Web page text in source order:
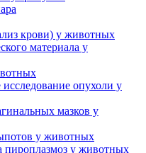
крови) у животных
материала у
исследование опухоли у
мазков у
у животных
пироплазмоз у животных